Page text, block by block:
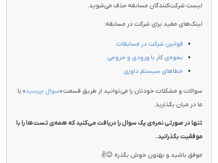
لیست شرکت‌کنندگان مسابقه حذف می‌شوید.
لینک‌های مفید برای شرکت در مسابقه:
قوانین شرکت در مسابقات
نحوه‌ی کار با ورودی و خروجی
خطاهای سیستم داوری
سوالات و مشکلات خودتان را می‌توانید از طریق قسمت «سوال بپرسید» با
ما در میان بگذارید.
تنها در صورتی نمره‌ی یک سوال را دریافت می‌کنید که همه‌ی تست‌ها را با
موفقیت بگذرانید.
موفق باشید و بهتون خوش بگذره 😉✌